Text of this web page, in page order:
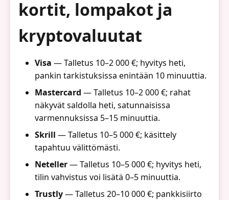
kortit, lompakot ja
kryptovaluutat
Visa — Talletus 10–2 000 €; hyvitys heti,
pankin tarkistuksissa enintään 10 minuuttia.
Mastercard — Talletus 10–2 000 €; rahat
näkyvät saldolla heti, satunnaisissa
varmennuksissa 5–15 minuuttia.
Skrill — Talletus 10–5 000 €; käsittely
tapahtuu välittömästi.
Neteller— Talletus 10–5 000 €; hyvitys heti,
tilin vahvistus voi lisätä 0–5 minuuttia.
Trustly— Talletus 20–10 000 €; pankkisiirto